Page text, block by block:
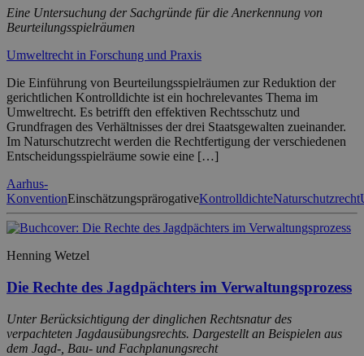
Eine Untersuchung der Sachgründe für die Anerkennung von
Beurteilungsspielräumen
Umweltrecht in Forschung und Praxis
Die Einführung von Beurteilungsspielräumen zur Reduktion der
gerichtlichen Kontrolldichte ist ein hochrelevantes Thema im
Umweltrecht. Es betrifft den effektiven Rechtsschutz und
Grundfragen des Verhältnisses der drei Staatsgewalten zueinander.
Im Naturschutzrecht werden die Rechtfertigung der verschiedenen
Entscheidungsspielräume sowie eine […]
Aarhus-
KonventionEinschätzungsprärogativeKontrolldichteNaturschutzrecht
Henning Wetzel
Die Rechte des Jagdpächters im Verwaltungsprozess
Unter Berücksichtigung der dinglichen Rechtsnatur des
verpachteten Jagdausübungsrechts. Dargestellt an Beispielen aus
dem Jagd-, Bau- und Fachplanungsrecht